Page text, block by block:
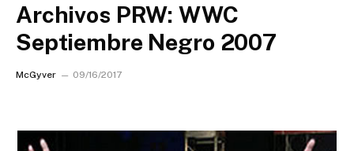
Archivos PRW: WWC
Septiembre Negro 2007
McGyver 09/16/2017